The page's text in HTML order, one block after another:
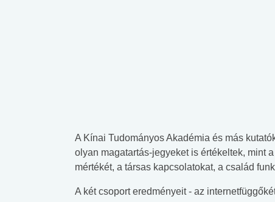
A Kínai Tudományos Akadémia és más
olyan magatartás-jegyeket is értékeltek, mint
mértékét, a társas kapcsolatokat, a család
A két csoport eredményeit - az